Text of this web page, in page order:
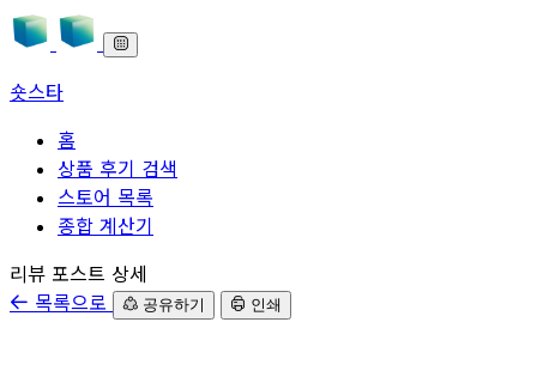
숏스타
홈
상품 후기 검색
스토어 목록
종합 계산기
본문으로 바로가기
리뷰 포스트 상세
목록으로
공유하기 인쇄